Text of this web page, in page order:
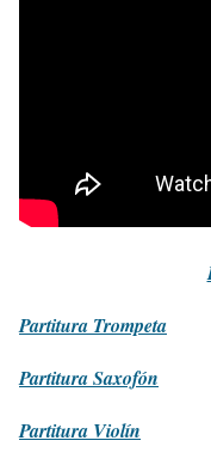
Partitura Trompeta
PartituraSaxofón
Partitura Violín